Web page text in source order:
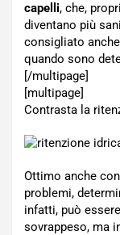
capelli, che,
diventano più
consigliato
quando sono
[/multipage]
[multipage]
Contrasta la
Ottimo anche
problemi,
infatti, può
sovrappeso, ma